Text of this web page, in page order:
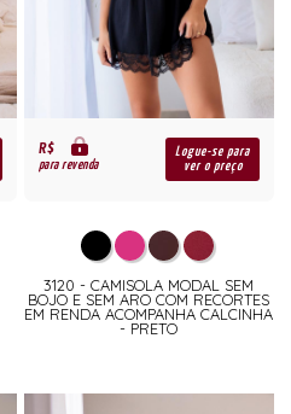
R$
para revenda
Logue-se para
ver o preço
3120 - CAMISOLA MODAL SEM
BOJO E SEM ARO COM RECORTES
EM RENDA ACOMPANHA CALCINHA
- PRETO